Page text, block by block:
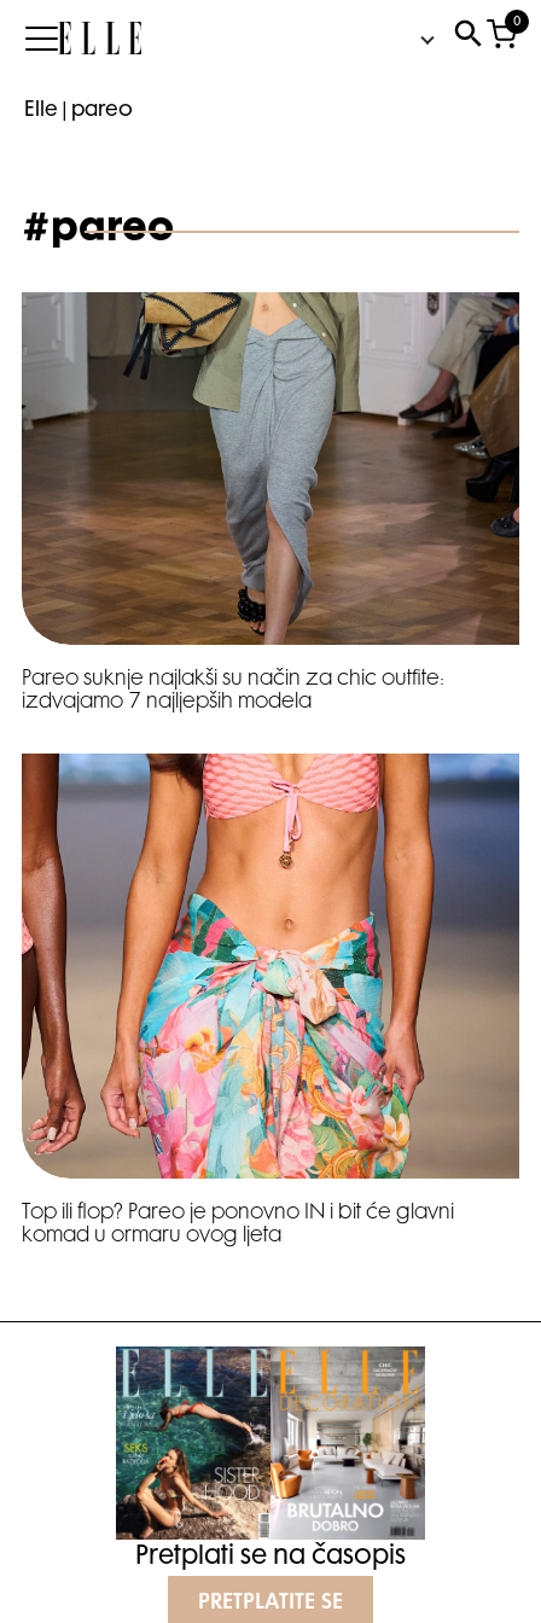
Elle
0
Elle pareo
#pareo
Pareo suknje najlakši su način za chic outfite:
izdvajamo 7 najljepših modela
Top ili flop? Pareo je ponovno IN i bit će glavni
komad u ormaru ovog ljeta
Pretplati se na časopis
PRETPLATITE SE